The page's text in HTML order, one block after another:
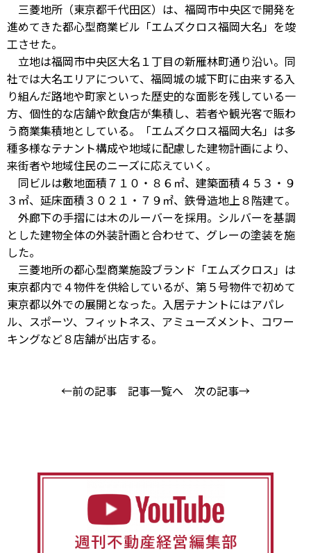
三菱地所（東京都千代田区）は、福岡市中央区で開発を
進めてきた都心型商業ビル「エムズクロス福岡大名」を竣
工させた。
立地は福岡市中央区大名１丁目の新雁林町通り沿い。同
社では大名エリアについて、福岡城の城下町に由来する入
り組んだ路地や町家といった歴史的な面影を残している一
方、個性的な店舗や飲食店が集積し、若者や観光客で賑わ
う商業集積地としている。「エムズクロス福岡大名」は多
種多様なテナント構成や地域に配慮した建物計画により、
来街者や地域住民のニーズに応えていく。
同ビルは敷地面積７１０・８６㎡、建築面積４５３・９
３㎡、延床面積３０２１・７９㎡、鉄骨造地上８階建て。
外廊下の手摺には木のルーバーを採用。シルバーを基調
とした建物全体の外装計画と合わせて、グレーの塗装を施
した。
三菱地所の都心型商業施設ブランド「エムズクロス」は
東京都内で４物件を供給しているが、第５号物件で初めて
東京都以外での展開となった。入居テナントにはアパレ
ル、スポーツ、フィットネス、アミューズメント、コワー
キングなど８店舗が出店する。
←前の記事 記事一覧へ 次の記事→